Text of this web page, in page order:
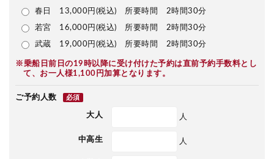
春日 13,000円(税込) 所要時間 2時間30分
若宮 16,000円(税込) 所要時間 2時間30分
武蔵 19,000円(税込) 所要時間 2時間30分
※乗船日前日の19時以降に受け付けた予約は直前予約手数料とし
て、お一人様1,100円加算となります。
ご予約人数 必須
大人 人
中高生 人